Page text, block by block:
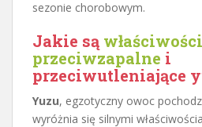
sezonie chorobowym.
Jakie są właściwości
przeciwzapalne i
przeciwutleniające
Yuzu, egzotyczny owoc
wyróżnia się silnymi